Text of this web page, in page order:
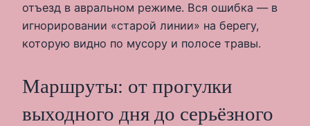
отъезд в авральном режиме. Вся ошибка — в
игнорировании «старой линии» на берегу,
которую видно по мусору и полосе травы.
Маршруты: от прогулки
выходного дня до серьёзного